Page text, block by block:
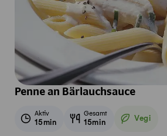
Penne an Bärlauchsauce
Aktiv
15min
Gesamt
15min Vegi
Vegetarisch